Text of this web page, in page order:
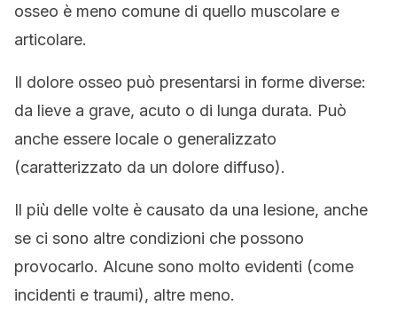
osseo è meno comune di quello muscolare e
articolare.
Il dolore osseo può presentarsi in forme diverse:
da lieve a grave, acuto o di lunga durata. Può
anche essere locale o generalizzato
(caratterizzato da un dolore diffuso).
Il più delle volte è causato da una lesione, anche
se ci sono altre condizioni che possono
provocarlo. Alcune sono molto evidenti (come
incidenti e traumi), altre meno.